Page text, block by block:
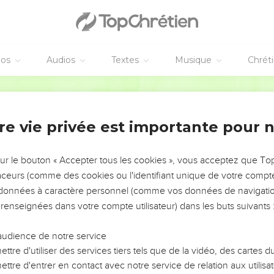
Audios Textes Musique
seront frappés de dépérissement pour leurs fautes
frappés de dépérissement pour les fautes de leurs ancêtres.
de son alliance
faute et celle de leurs ancêtres, l’infidélité dont ils auront fait
opposée.
s'humiliera et ils paieront la dette de leur faute.
alliance avec Jacob, je me souviendrai de mon alliance
je me souviendrai du pays.
par eux et compensera ses sabbats durant la période où il
de leur faute, parce qu'ils auront méprisé mes règles et qu’ils
de les exterminer, au point de rompre mon alliance avec
vie privée est importante pour
le bouton « Accepter tous les cookies », vous acceptez que
(comme des cookies ou l'identifiant unique de votre
à caractère personnel (comme vos données de
dans votre compte utilisateur) dans les buts suivants :
de notre service
d'utiliser des services tiers tels que de la vidéo, des cartes
d'entrer en contact avec notre service de relation aux